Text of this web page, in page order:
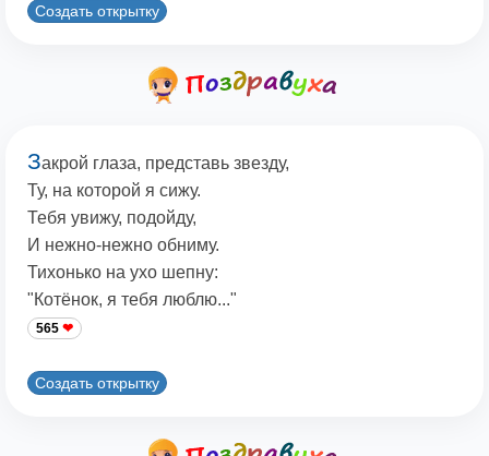
Создать открытку
Закрой глаза, представь звезду,
Ту, на которой я сижу.
Тебя увижу, подойду,
И нежно-нежно обниму.
Тихонько на ухо шепну:
"Котёнок, я тебя люблю..."
565
Создать открытку